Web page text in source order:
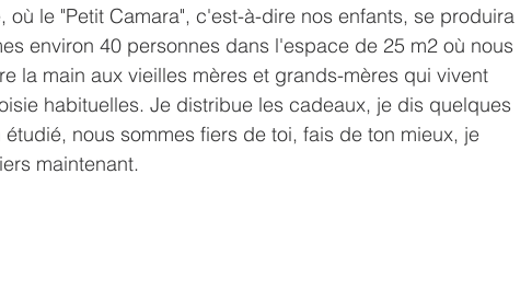
où le "Petit Camara", c'est-à-dire nos enfants, se produira
environ 40 personnes dans l'espace de 25 m2 où nous
la main aux vieilles mères et grands-mères qui vivent
habituelles. Je distribue les cadeaux, je dis quelques
nous sommes fiers de toi, fais de ton mieux, je
maintenant.